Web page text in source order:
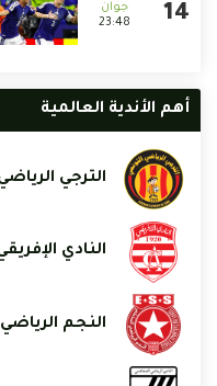
23:48
أهم الأندية العالمية
الترجي
النادي
النجم